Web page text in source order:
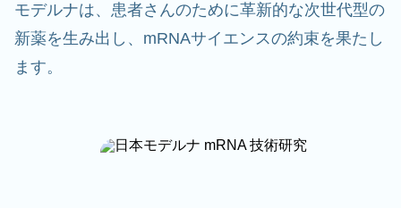
モデルナは、患者さんのために革新的な次世代型の
新薬を生み出し、mRNAサイエンスの約束を果たし
ます。